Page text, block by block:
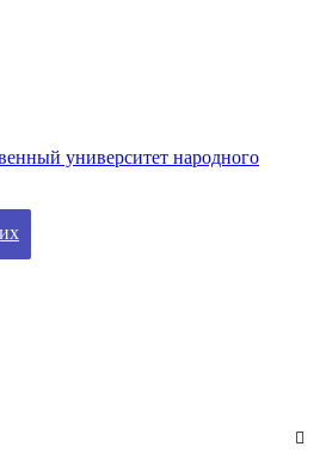
университет народного